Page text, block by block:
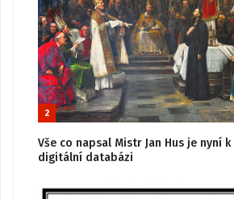
2
Vše co napsal Mistr Jan Hus je nyní
digitální databázi